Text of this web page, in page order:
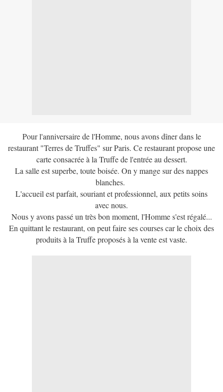
Pour l'anniversaire de l'Homme, nous avons dîner dans le
restaurant "Terres de Truffes" sur Paris. Ce restaurant propose une
carte consacrée à la Truffe de l'entrée au dessert.
La salle est superbe, toute boisée. On y mange sur des nappes
blanches.
L'accueil est parfait, souriant et professionnel, aux petits soins
avec nous.
Nous y avons passé un très bon moment, l'Homme s'est régalé...
En quittant le restaurant, on peut faire ses courses car le choix des
produits à la Truffe proposés à la vente est vaste.